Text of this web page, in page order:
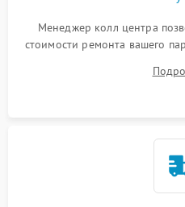
Менеджер колл центра
стоимости ремонта вашего